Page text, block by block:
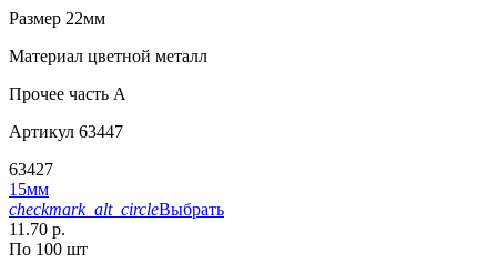
Размер 22мм
Материал цветной металл
Прочее часть A
Артикул 63447
63427
15мм
checkmark_alt_circleВыбрать
11.70 р.
По 100 шт